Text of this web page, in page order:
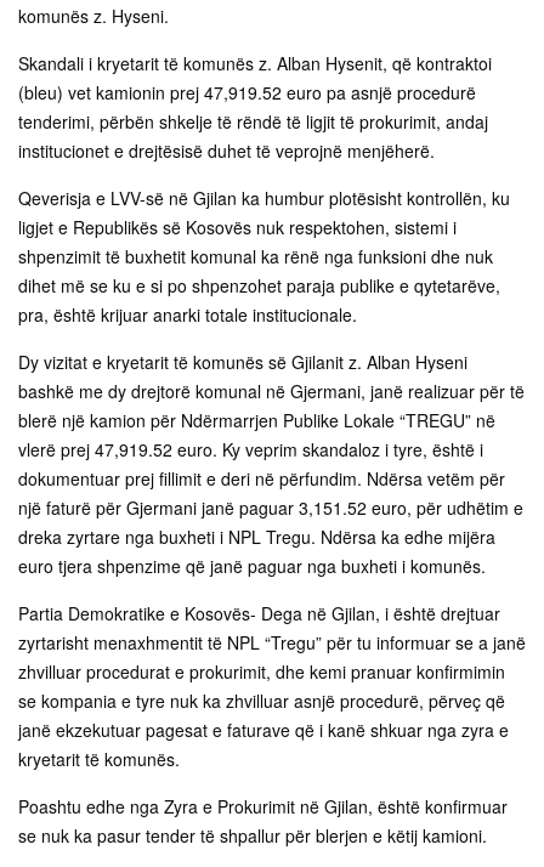
komunës z. Hyseni.
Skandali i kryetarit të komunës z. Alban Hysenit, që kontraktoi
(bleu) vet kamionin prej 47,919.52 euro pa asnjë procedurë
tenderimi, përbën shkelje të rëndë të ligjit të prokurimit, andaj
institucionet e drejtësisë duhet të veprojnë menjëherë.
Qeverisja e LVV-së në Gjilan ka humbur plotësisht kontrollën, ku
ligjet e Republikës së Kosovës nuk respektohen, sistemi i
shpenzimit të buxhetit komunal ka rënë nga funksioni dhe nuk
dihet më se ku e si po shpenzohet paraja publike e qytetarëve,
pra, është krijuar anarki totale institucionale.
Dy vizitat e kryetarit të komunës së Gjilanit z. Alban Hyseni
bashkë me dy drejtorë komunal në Gjermani, janë realizuar për të
blerë një kamion për Ndërmarrjen Publike Lokale “TREGU” në
vlerë prej 47,919.52 euro. Ky veprim skandaloz i tyre, është i
dokumentuar prej fillimit e deri në përfundim. Ndërsa vetëm për
një faturë për Gjermani janë paguar 3,151.52 euro, për udhëtim e
dreka zyrtare nga buxheti i NPL Tregu. Ndërsa ka edhe mijëra
euro tjera shpenzime që janë paguar nga buxheti i komunës.
Partia Demokratike e Kosovës- Dega në Gjilan, i është drejtuar
zyrtarisht menaxhmentit të NPL “Tregu” për tu informuar se a janë
zhvilluar procedurat e prokurimit, dhe kemi pranuar konfirmimin
se kompania e tyre nuk ka zhvilluar asnjë procedurë, përveç që
janë ekzekutuar pagesat e faturave që i kanë shkuar nga zyra e
kryetarit të komunës.
Poashtu edhe nga Zyra e Prokurimit në Gjilan, është konfirmuar
se nuk ka pasur tender të shpallur për blerjen e këtij kamioni.